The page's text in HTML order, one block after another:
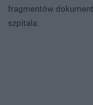
fragmentów
szpitala.